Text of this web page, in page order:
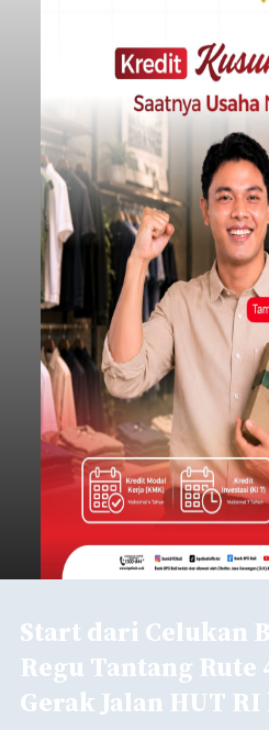
Start dari Celukan
Regu Tantang Rute
Gerak Jalan HUT RI